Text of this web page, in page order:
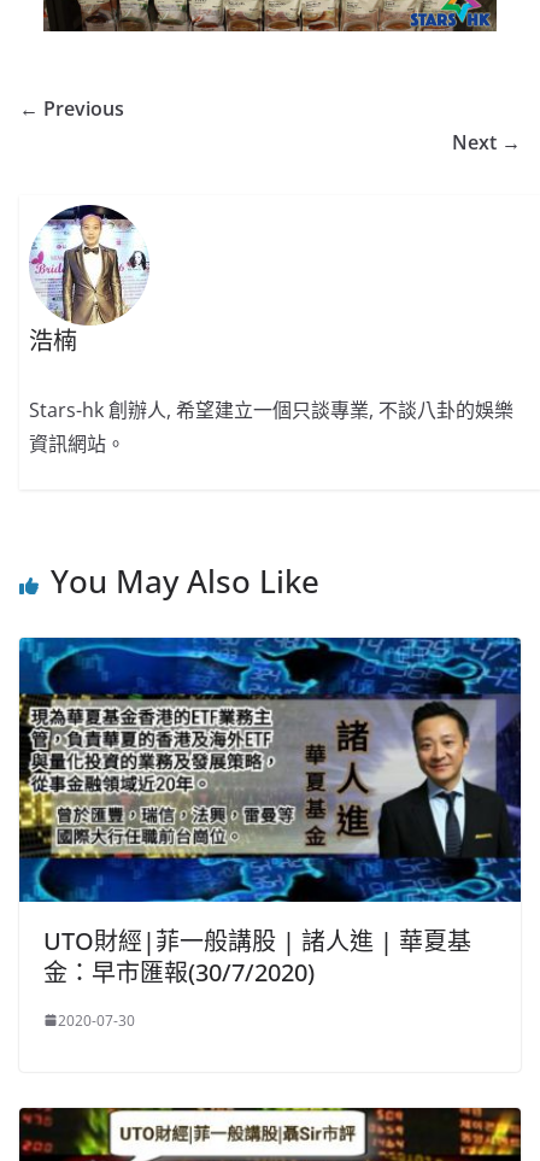
← Previous
Next →
浩楠
Stars-hk 創辦人, 希望建立一個只談專業, 不談八卦的娛樂
資訊網站。
You May Also Like
UTO財經|菲一般講股 | 諸人進 | 華夏基
金：早市匯報(30/7/2020)
2020-07-30